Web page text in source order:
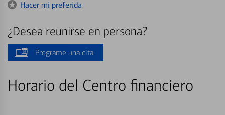
Hacer mi preferida
¿Desea reunirse en persona?
Programe una cita
Horario del Centro financiero